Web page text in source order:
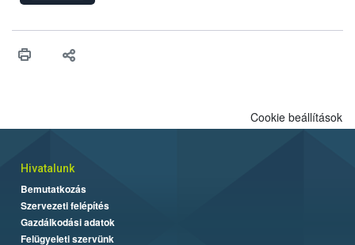
Cookie beállítások
Hivatalunk
Bemutatkozás
Szervezeti felépítés
Gazdálkodási adatok
Felügyeleti szervünk